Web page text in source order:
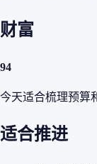
财富
94
今天适合梳理预算
适合推进